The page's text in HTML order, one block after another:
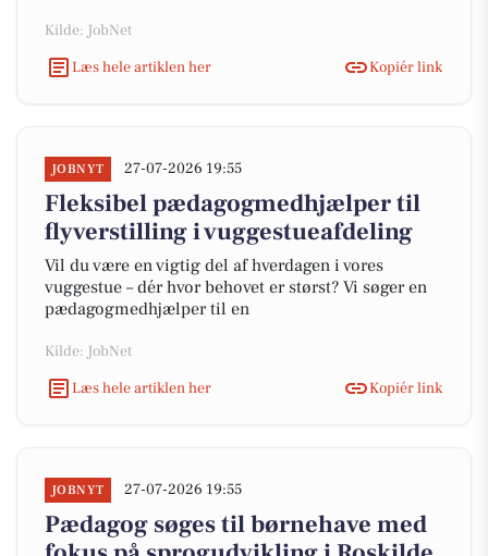
Kilde: JobNet
Læs hele artiklen her
Kopiér link
JOBNYT 27-07-2026 19:55
Fleksibel pædagogmedhjælper til
flyverstilling i vuggestueafdeling
Vil du være en vigtig del af hverdagen i vores
vuggestue – dér hvor behovet er størst? Vi søger en
pædagogmedhjælper til en
Kilde: JobNet
Læs hele artiklen her
Kopiér link
JOBNYT 27-07-2026 19:55
Pædagog søges til børnehave med